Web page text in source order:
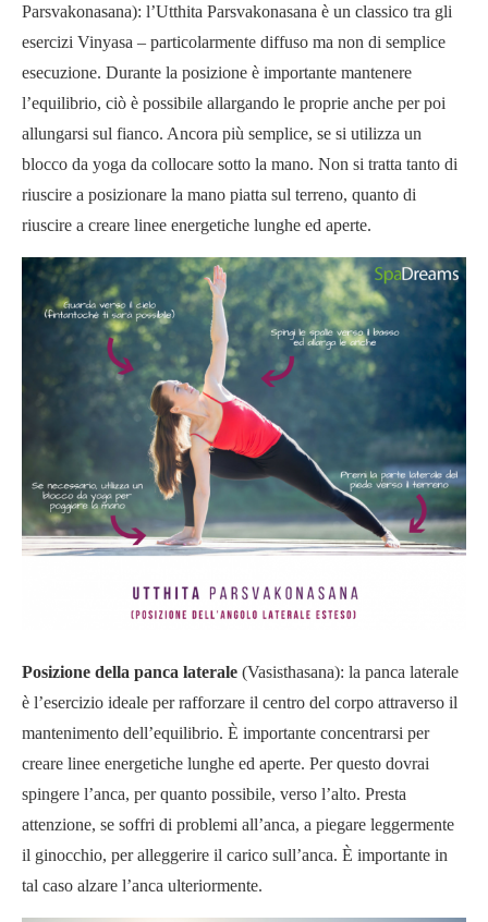
Parsvakonasana): l’Utthita Parsvakonasana è un classico tra gli
esercizi Vinyasa – particolarmente diffuso ma non di semplice
esecuzione. Durante la posizione è importante mantenere
l’equilibrio, ciò è possibile allargando le proprie anche per poi
allungarsi sul fianco. Ancora più semplice, se si utilizza un
blocco da yoga da collocare sotto la mano. Non si tratta tanto di
riuscire a posizionare la mano piatta sul terreno, quanto di
riuscire a creare linee energetiche lunghe ed aperte.
Posizione della panca laterale (Vasisthasana): la panca laterale
è l’esercizio ideale per rafforzare il centro del corpo attraverso il
mantenimento dell’equilibrio. È importante concentrarsi per
creare linee energetiche lunghe ed aperte. Per questo dovrai
spingere l’anca, per quanto possibile, verso l’alto. Presta
attenzione, se soffri di problemi all’anca, a piegare leggermente
il ginocchio, per alleggerire il carico sull’anca. È importante in
tal caso alzare l’anca ulteriormente.